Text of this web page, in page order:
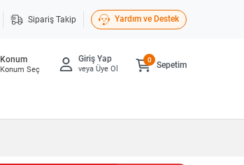
Sipariş Takip Yardım ve Destek
Konum
Konum Seç
Giriş Yap
veya Üye Ol Sepetim
0